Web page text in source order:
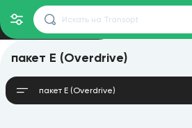
пакет E (Overdrive)
пакет E (Overdrive)